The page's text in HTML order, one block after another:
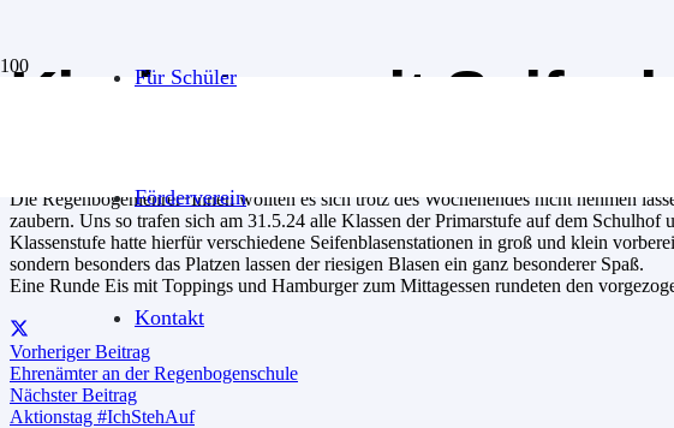
Für Schüler
Förderverein
Kontakt
Kindertag mit
Die Regenbogenlehrer*Innen wollten es sich trotz des Wochenendes nicht nehmen
zaubern. Uns so trafen sich am 31.5.24 alle Klassen der Primarstufe auf dem
Klassenstufe hatte hierfür verschiedene Seifenblasenstationen in groß und klein
sondern besonders das Platzen lassen der riesigen Blasen ein ganz besonderer Spaß.
Eine Runde Eis mit Toppings und Hamburger zum Mittagessen rundeten den
Vorheriger Beitrag
Ehrenämter an der Regenbogenschule
Nächster Beitrag
Aktionstag #IchStehAuf